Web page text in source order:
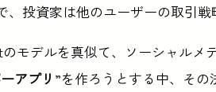
、投資家は他のユーザーの取引戦
のモデルを真似て、ソーシャルメ
アプリ ”を作ろうとする中、そ